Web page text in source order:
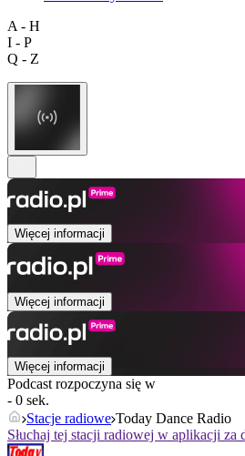
A - H
I - P
Q - Z
Więcej informacji
Więcej informacji
Więcej informacji
Podcast rozpoczyna się w
- 0 sek.
Stacje radiowe Today Dance Radio
Słuchaj tej stacji radiowej w aplikacji za